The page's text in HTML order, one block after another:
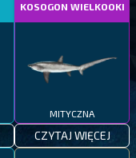
KOSOGON WIELKOOKI
MITYCZNA
CZYTAJ WIĘCEJ